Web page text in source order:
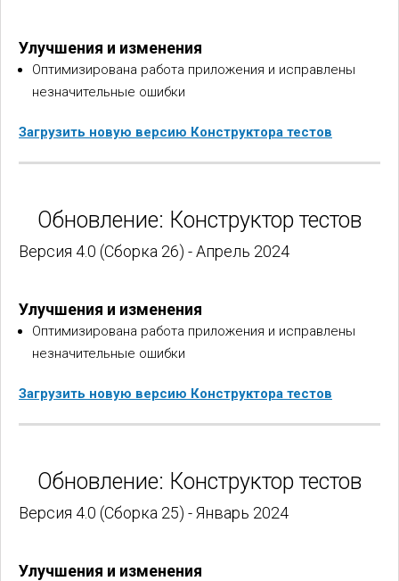
Улучшения и изменения
Оптимизирована работа приложения и исправлены
незначительные ошибки
Загрузить новую версию Конструктора тестов
Обновление: Конструктор тестов
Версия 4.0 (Сборка 26) - Апрель 2024
Улучшения и изменения
Оптимизирована работа приложения и исправлены
незначительные ошибки
Загрузить новую версию Конструктора тестов
Обновление: Конструктор тестов
Версия 4.0 (Сборка 25) - Январь 2024
Улучшения и изменения